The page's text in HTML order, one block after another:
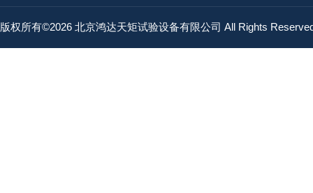
版权所有©2026 北京鸿达天矩试验设备有限公司 All Rights